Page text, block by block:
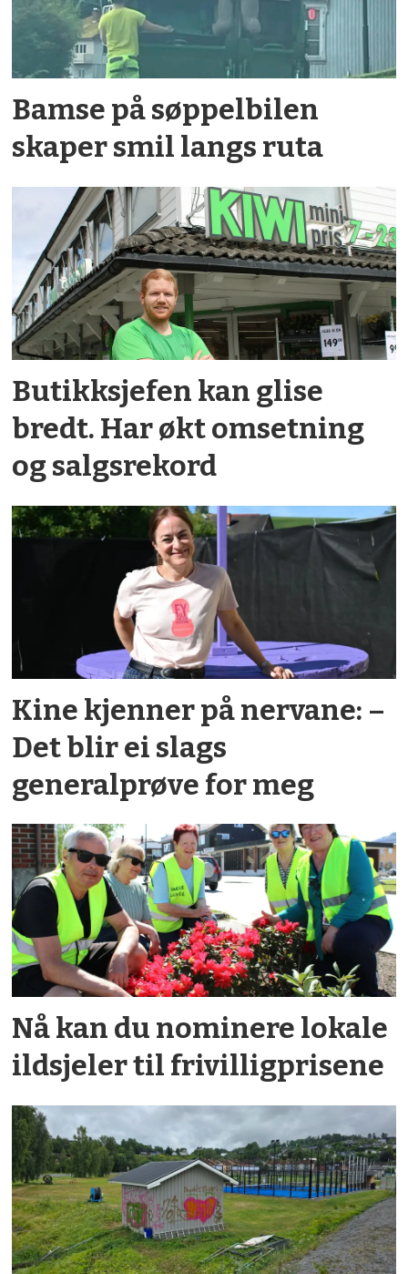
Bamse på søppelbilen
skaper smil langs ruta
Butikksjefen kan glise
bredt. Har økt omsetning
og salgsrekord
Kine kjenner på nervane: –
Det blir ei slags
generalprøve for meg
Nå kan du nominere lokale
ildsjeler til frivilligprisene